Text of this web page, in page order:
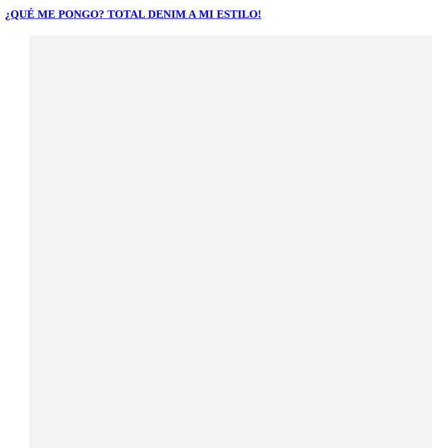
¿QUÉ ME PONGO? TOTAL DENIM A MI ESTILO!